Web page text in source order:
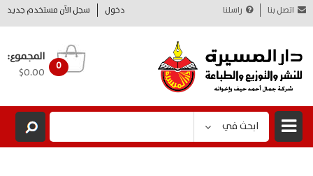
دخول سجل الآن مستخدم جديد اتصل بنا راسلنا
0
المجموع:
$0.00
ابحث في